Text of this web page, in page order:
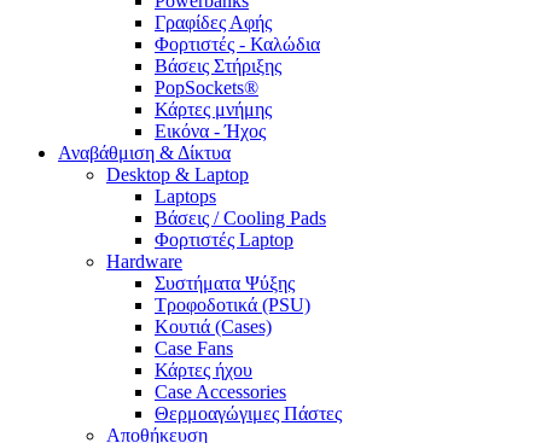
Γραφίδες Αφής
Φορτιστές - Καλώδια
Βάσεις Στήριξης
PopSockets®
Κάρτες μνήμης
Εικόνα - Ήχος
Αναβάθμιση & Δίκτυα
Desktop & Laptop
Laptops
Βάσεις / Cooling Pads
Φορτιστές Laptop
Hardware
Συστήματα Ψύξης
Τροφοδοτικά (PSU)
Κουτιά (Cases)
Case Fans
Κάρτες ήχου
Case Accessories
Θερμοαγώγιμες Πάστες
Αποθήκευση